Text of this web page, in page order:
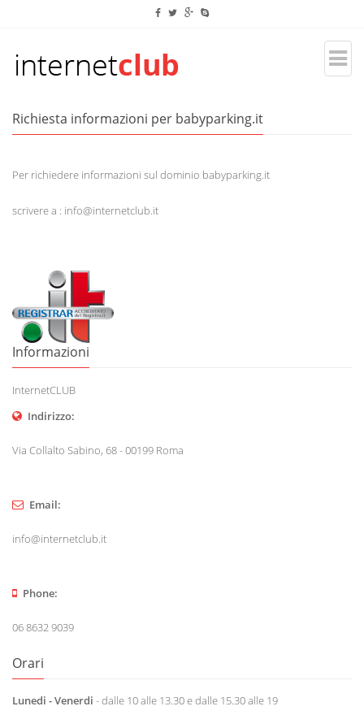
Richiesta informazioni per babyparking.it
Per richiedere informazioni sul dominio babyparking.it
scrivere a : info@internetclub.it
Informazioni
InternetCLUB
Indirizzo:
Via Collalto Sabino, 68 - 00199 Roma
Email:
info@internetclub.it
Phone:
06 8632 9039
Orari
Lunedi - Venerdi - dalle 10 alle 13.30 e dalle 15.30 alle 19